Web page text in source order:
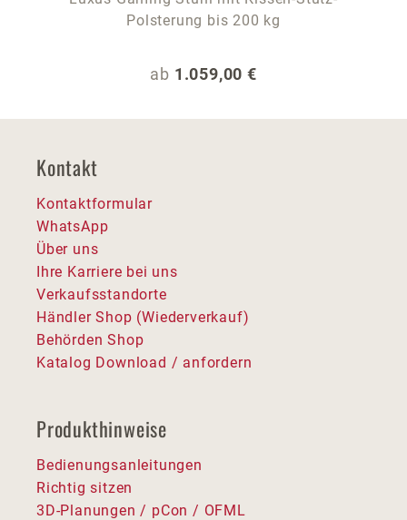
Polsterung bis 200 kg
Regulärer Preis:
ab 1.059,00 €
Kontakt
Kontaktformular
WhatsApp
Über uns
Ihre Karriere bei uns
Verkaufsstandorte
Händler Shop (Wiederverkauf)
Behörden Shop
Katalog Download / anfordern
Produkthinweise
Bedienungsanleitungen
Richtig sitzen
3D-Planungen / pCon / OFML